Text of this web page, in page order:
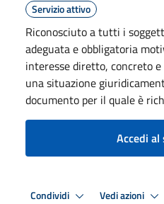
Servizio attivo
Riconosciuto a tutti i
adeguata e obbligatoria
interesse diretto, concreto
una situazione
documento per il quale è
Accedi
Condividi Vedi azioni